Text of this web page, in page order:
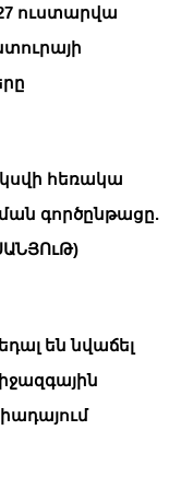
ուստարվա
հեռակա
գործընթացը.
են նվաճել